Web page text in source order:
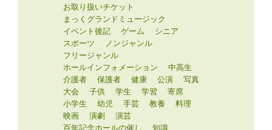
お取り扱いチケット
まっくグランドミュージック
イベント後記
ゲーム
シニア
スポーツ
ノンジャンル
フリージャンル
ホールインフォメーション
中高生
介護者
保護者 健康 公演
写真
大会
子供 学生 学習
寄席
小学生
幼児 手芸 教養
料理
映画
演劇
演芸
百年記念ホールの催し
知識